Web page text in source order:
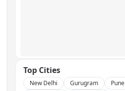
Top Cities
New Delhi Gurugram
Pune